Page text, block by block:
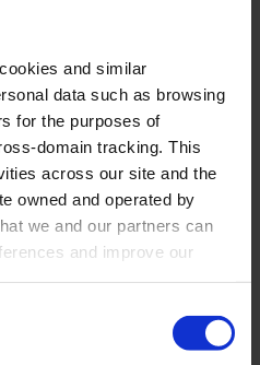
and similar
data such as browsing
for the purposes of
domain tracking. This
across our site and the
owned and operated by
we and our partners can
and improve our
cart, Cleverbridge
tracking on the shopping